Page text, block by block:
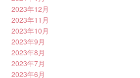
2023年12月
2023年11月
2023年10月
2023年9月
2023年8月
2023年7月
2023年6月